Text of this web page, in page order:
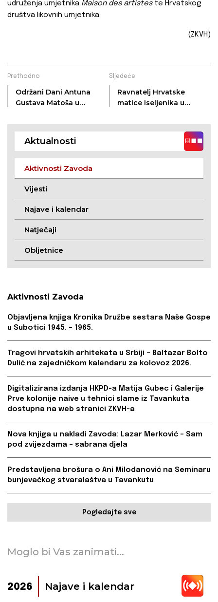
udruženja umjetnika Maison des artisteste Hrvatskog
društva likovnih umjetnika.
(ZKVH)
Prethodno
Održani Dani Antuna
Gustava Matoša u
Sljedeće
Ravnatelj Hrvatske
matice iseljenika u
Aktualnosti
Aktivnosti Zavoda
Vijesti
Najave i kalendar
Natječaji
Obljetnice
Aktivnosti Zavoda
Objavljena knjiga Kronika Družbe sestara Naše Gospe
u Subotici 1945. – 1965.
Tragovi hrvatskih arhitekata u Srbiji – Baltazar Bolto
Dulić na zajedničkom kalendaru za kolovoz 2026.
Digitalizirana izdanja HKPD-a Matija Gubec i Galerije
Prve kolonije naive u tehnici slame iz Tavankuta
dostupna na web stranici ZKVH-a
Nova knjiga u nakladi Zavoda: Lazar Merković – Sam
pod zvijezdama – sabrana djela
Predstavljena brošura o Ani Milodanović na Seminaru
bunjevačkog stvaralaštva u Tavankutu
Pogledajte sve
Moglo bi Vas zanimati...
2026 Najave i kalendar